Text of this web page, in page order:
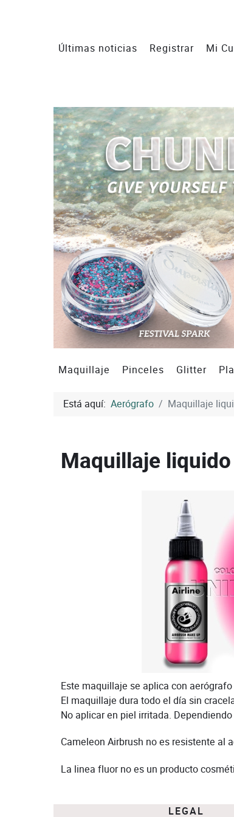
Últimas noticias Registrar Mi
Maquillaje Pinceles Glitter
Está aquí: Aerógrafo Maquillaje
Maquillaje
Este maquillaje se aplica con
El maquillaje dura todo el día sin
No aplicar en piel irritada.
Cameleon Airbrush no es resistente al
La linea fluor no es un producto
LEGAL